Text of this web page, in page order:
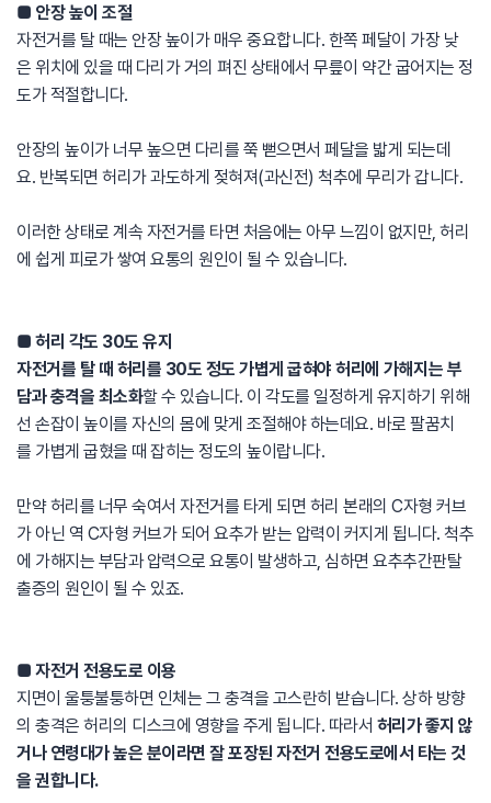
■ 안장 높이 조절
자전거를 탈 때는 안장 높이가 매우 중요합니다. 한쪽 페달이 가장 낮
은 위치에 있을 때 다리가 거의 펴진 상태에서 무릎이 약간 굽어지는 정
도가 적절합니다.
안장의 높이가 너무 높으면 다리를 쭉 뻗으면서 페달을 밟게 되는데
요. 반복되면 허리가 과도하게 젖혀져(과신전) 척추에 무리가 갑니다.
이러한 상태로 계속 자전거를 타면 처음에는 아무 느낌이 없지만, 허리
에 쉽게 피로가 쌓여 요통의 원인이 될 수 있습니다.
■ 허리 각도 30도 유지
자전거를 탈 때 허리를 30도 정도 가볍게 굽혀야 허리에 가해지는 부
담과 충격을 최소화할 수 있습니다. 이 각도를 일정하게 유지하기 위해
선 손잡이 높이를 자신의 몸에 맞게 조절해야 하는데요. 바로 팔꿈치
를 가볍게 굽혔을 때 잡히는 정도의 높이랍니다.
만약 허리를 너무 숙여서 자전거를 타게 되면 허리 본래의 C자형 커브
가 아닌 역 C자형 커브가 되어 요추가 받는 압력이 커지게 됩니다. 척추
에 가해지는 부담과 압력으로 요통이 발생하고, 심하면 요추추간판탈
출증의 원인이 될 수 있죠.
■ 자전거 전용도로 이용
지면이 울퉁불퉁하면 인체는 그 충격을 고스란히 받습니다. 상하 방향
의 충격은 허리의 디스크에 영향을 주게 됩니다. 따라서 허리가 좋지 않
거나 연령대가 높은 분이라면 잘 포장된 자전거 전용도로에서 타는 것
을 권합니다.